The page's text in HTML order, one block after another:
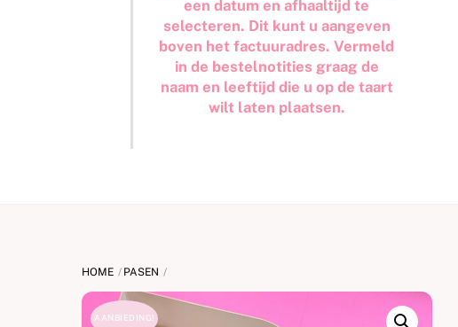
een datum en afhaaltijd te
selecteren. Dit kunt u aangeven
boven het factuuradres. Vermeld
in de bestelnotities graag de
naam en leeftijd die u op de taart
wilt laten plaatsen.
HOME PASEN
AANBIEDING!